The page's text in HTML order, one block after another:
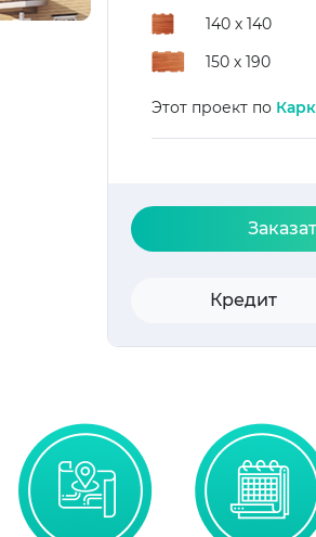
140 х 140
150 х 190
Этот проект по
Кредит